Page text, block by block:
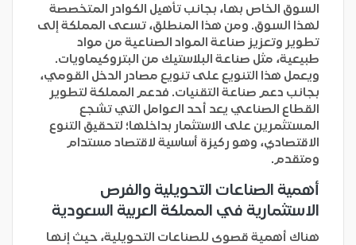
السوق الخاص بها، بجانب تأهيل الكوادر المتخصصة
لهذا السوق. ومن هذا المنطلق، تسعى المملكة إلى
تطوير وتعزيز صناعة المواد الصناعية من مواد
طبيعية، مثل صناعة البلاستيك من البتروكيماويات.
ويعمل هذا التنويع على تنويع مصادر الدخل القومي،
بجانب دعم صناعة التقنيات. فدعم المملكة لتطوير
القطاع الصناعي يعد أحد العوامل التي تشجع
المستثمرين على الاستثمار بداخلها؛ لتحقيق التنوع
الاقتصادي، وهو ركيزة أساسية لاقتصاد مستدام
ومتقدم.
أهمية الصناعات التحويلية والفرص
الاستثمارية في المملكة العربية السعودية
هناك أهمية قصوى للصناعات التحويلية، حيث إنها